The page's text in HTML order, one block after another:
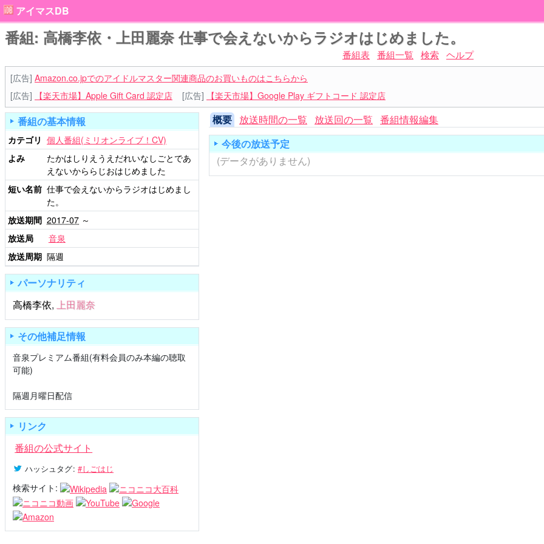
アイマスDB
番組: 高橋李依・上田麗奈 仕事で会えないからラジオはじめました。
番組表 番組一覧 検索 ヘルプ
[広告] Amazon.co.jpでのアイドルマスター関連商品のお買いものはこちらから
[広告]
【楽天市場】Apple Gift Card 認定店 [広告] 【楽天市場】Google Play ギフトコード 認定店
概要 放送時間の一覧 放送回の一覧 番組情報編集
今後の放送予定
(データがありません)
番組の基本情報
カテゴリ 個人番組(ミリオンライブ！CV)
よみ
たかはしりえうえだれいなしごとであ
えないかららじおはじめました
短い名前 仕事で会えないからラジオはじめまし
た。
放送期間 2017-07 ～
放送局
音泉
放送周期 隔週
パーソナリティ
高橋李依, 上田麗奈
その他補足情報
音泉プレミアム番組(有料会員のみ本編の聴取
可能)
隔週月曜日配信
リンク
番組の公式サイト
ハッシュタグ: #しごはじ
検索サイト: